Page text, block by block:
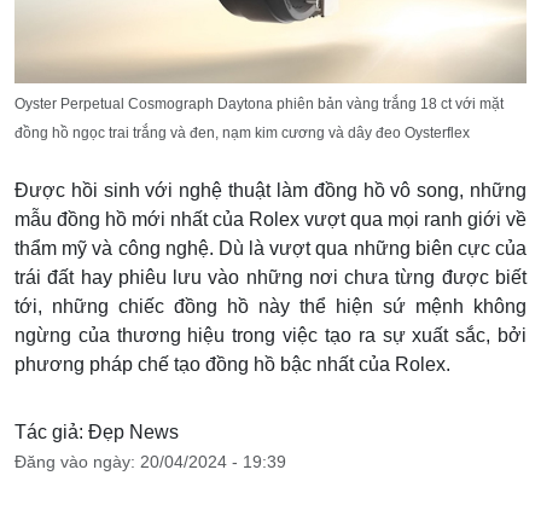
Oyster Perpetual Cosmograph Daytona phiên bản vàng trắng 18 ct với mặt
đồng hồ ngọc trai trắng và đen, nạm kim cương và dây đeo Oysterflex
Được hồi sinh với nghệ thuật làm đồng hồ vô song, những
mẫu đồng hồ mới nhất của Rolex vượt qua mọi ranh giới về
thẩm mỹ và công nghệ. Dù là vượt qua những biên cực của
trái đất hay phiêu lưu vào những nơi chưa từng được biết
tới, những chiếc đồng hồ này thể hiện sứ mệnh không
ngừng của thương hiệu trong việc tạo ra sự xuất sắc, bởi
phương pháp chế tạo đồng hồ bậc nhất của Rolex.
Tác giả: Đẹp News
Đăng vào ngày: 20/04/2024 - 19:39